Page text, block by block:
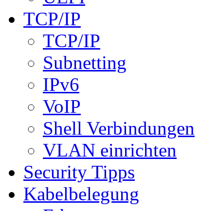
TCP/IP
TCP/IP
Subnetting
IPv6
VoIP
Shell Verbindungen
VLAN einrichten
Security Tipps
Kabelbelegung